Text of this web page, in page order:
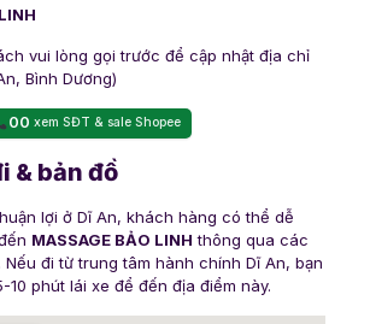
vui lòng gọi trước để cập nhật địa chỉ
Bình Dương)
00 xem SĐT & sale Shopee
& bản đồ
lợi ở Dĩ An, khách hàng có thể dễ
MASSAGE BẢO LINH thông qua các
đi từ trung tâm hành chính Dĩ An, bạn
10 phút lái xe để đến địa điểm này.